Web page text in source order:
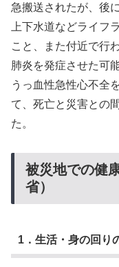
急搬送されたが、後
上下水道などライフ
こと、また付近で行
肺炎を発症させた可
うっ血性急性心不全
て、死亡と災害との
た。
被災地での健
省）
1．生活・身の回り